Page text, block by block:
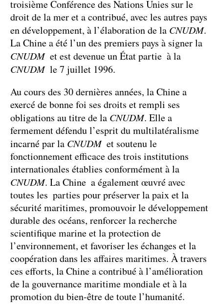
troisième Conférence des Nations Unies sur le
droit de la mer et a contribué, avec les autres pays
en développement, à l’élaboration de la CNUDM.
La Chine a été l’un des premiers pays à signer la
CNUDMet est devenue un État partie à la
CNUDMle 7 juillet 1996.
Au cours des 30 dernières années, la Chine a
exercé de bonne foi ses droits et rempli ses
obligations au titre de la CNUDM. Elle a
fermement défendu l’esprit du multilatéralisme
incarné par la CNUDMet soutenu le
fonctionnement efficace des trois institutions
internationales établies conformément à la
CNUDM. La Chine a également œuvré avec
toutes les parties pour préserver la paix et la
sécurité maritimes, promouvoir le développement
durable des océans, renforcer la recherche
scientifique marine et la protection de
l’environnement, et favoriser les échanges et la
coopération dans les affaires maritimes. À travers
ces efforts, la Chine a contribué à l’amélioration
de la gouvernance maritime mondiale et à la
promotion du bien-être de toute l’humanité.